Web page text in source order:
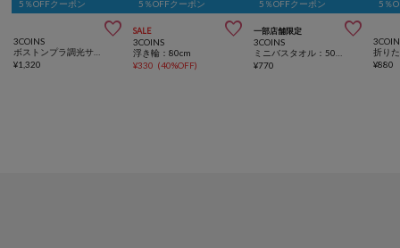
5％OFFクーポン

3COINS
¥1,320
5％OFFクーポン
SALE 
3COINS
浮き輪：80cm
¥330 (40%OFF)
5％OFFクーポン
一部店舗限定 
3COINS
¥770
5％
折り
¥880